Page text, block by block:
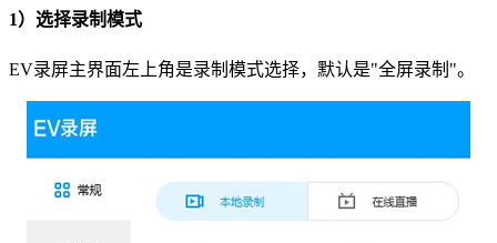
1）选择录制模式
EV录屏主界面左上角是录制模式选择，默认是"全屏录制"。